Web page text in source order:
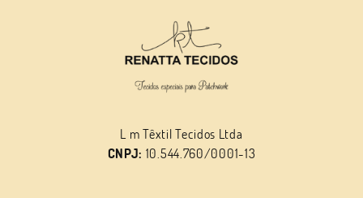
L m Têxtil Tecidos Ltda
CNPJ: 10.544.760/0001-13